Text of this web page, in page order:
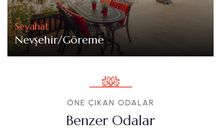
Seyahat
Nevşehir/Göreme
ÖNE ÇIKAN ODALAR
Benzer Odalar